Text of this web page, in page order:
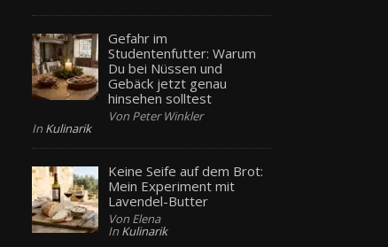
Gefahr im
Studentenfutter: Warum
Du bei Nüssen und
Gebäck jetzt genau
hinsehen solltest
Von Peter Winkler
In Kulinarik
Keine Seife auf dem Brot:
Mein Experiment mit
Lavendel-Butter
Von Elena
In Kulinarik